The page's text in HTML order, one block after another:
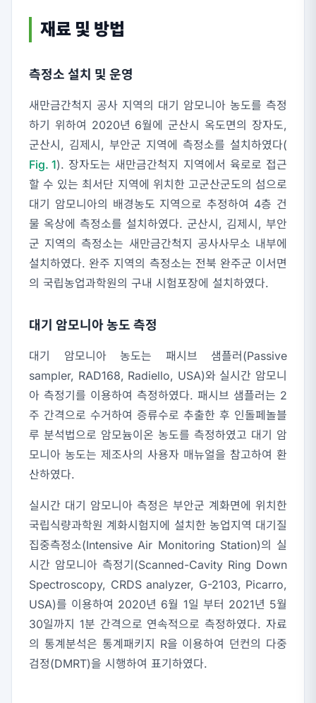
재료 및 방법
측정소 설치 및 운영
새만금간척지 공사 지역의 대기 암모니아 농도를 측정
하기 위하여 2020년 6월에 군산시 옥도면의 장자도,
군산시, 김제시, 부안군 지역에 측정소를 설치하였다(
Fig. 1). 장자도는 새만금간척지 지역에서 육로로 접근
할 수 있는 최서단 지역에 위치한 고군산군도의 섬으로
대기 암모니아의 배경농도 지역으로 추정하여 4층 건
물 옥상에 측정소를 설치하였다. 군산시, 김제시, 부안
군 지역의 측정소는 새만금간척지 공사사무소 내부에
설치하였다. 완주 지역의 측정소는 전북 완주군 이서면
의 국립농업과학원의 구내 시험포장에 설치하였다.
대기 암모니아 농도 측정
대기 암모니아 농도는 패시브 샘플러(Passive
sampler, RAD168, Radiello, USA)와 실시간 암모니
아 측정기를 이용하여 측정하였다. 패시브 샘플러는 2
주 간격으로 수거하여 증류수로 추출한 후 인돌페놀블
루 분석법으로 암모늄이온 농도를 측정하였고 대기 암
모니아 농도는 제조사의 사용자 매뉴얼을 참고하여 환
산하였다.
실시간 대기 암모니아 측정은 부안군 계화면에 위치한
국립식량과학원 계화시험지에 설치한 농업지역 대기질
집중측정소(Intensive Air Monitoring Station)의 실
시간 암모니아 측정기(Scanned-Cavity Ring Down
Spectroscopy, CRDS analyzer, G-2103, Picarro,
USA)를 이용하여 2020년 6월 1일 부터 2021년 5월
30일까지 1분 간격으로 연속적으로 측정하였다. 자료
의 통계분석은 통계패키지 R을 이용하여 던컨의 다중
검정(DMRT)을 시행하여 표기하였다.